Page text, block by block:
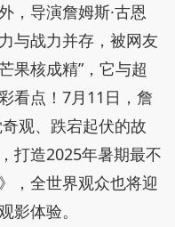
，导演詹姆斯·古恩
与战力并存，被网友
果核成精”，它与超
看点！7月11日，詹
观、跌宕起伏的故
打造2025年暑期最不
，全世界观众也将迎
影体验。